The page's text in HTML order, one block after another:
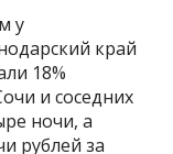
у
край
18%
и соседних
ночи, а
рублей за